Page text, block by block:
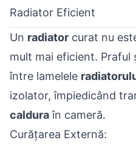
Radiator Eficient
Un radiator curat nu
mult mai eficient. Praful
între lamelele
izolator, împiedicând
calduraîn cameră.
Curățarea Externă: